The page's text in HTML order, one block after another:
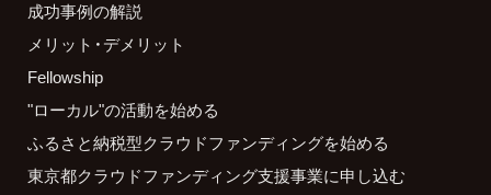
成功事例の解説
メリット・デメリット
Fellowship
"ローカル"の活動を始める
ふるさと納税型クラウドファンディングを始める
東京都クラウドファンディング支援事業に申し込む